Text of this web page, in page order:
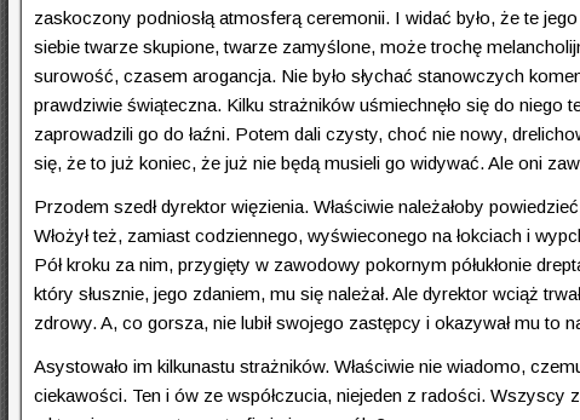
zaskoczony podniosłą atmosferą ceremonii. I widać było, że te
siebie twarze skupione, twarze zamyślone, może trochę
surowość, czasem arogancja. Nie było słychać stanowczych
prawdziwie świąteczna. Kilku strażników uśmiechnęło się do
zaprowadzili go do łaźni. Potem dali czysty, choć nie nowy,
się, że to już koniec, że już nie będą musieli go widywać. Ale oni
Przodem szedł dyrektor więzienia. Właściwie należałoby
Włożył też, zamiast codziennego, wyświeconego na łokciach i
Pół kroku za nim, przygięty w zawodowy pokornym półukłonie
który słusznie, jego zdaniem, mu się należał. Ale dyrektor wciąż
zdrowy. A, co gorsza, nie lubił swojego zastępcy i okazywał mu to
Asystowało im kilkunastu strażników. Właściwie nie wiadomo,
ciekawości. Ten i ów ze współczucia, niejeden z radości.